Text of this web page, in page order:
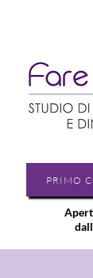
PRIMO